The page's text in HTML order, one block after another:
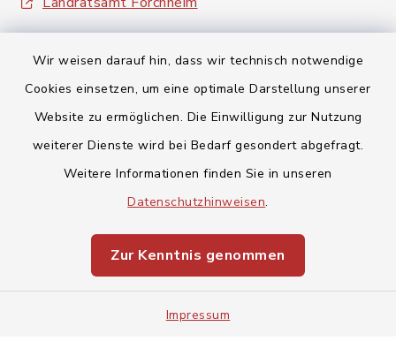
Wir weisen darauf hin, dass wir technisch notwendige
Cookies einsetzen, um eine optimale Darstellung unserer
Website zu ermöglichen. Die Einwilligung zur Nutzung
weiterer Dienste wird bei Bedarf gesondert abgefragt.
Weitere Informationen finden Sie in unseren
Datenschutzhinweisen.
Zur Kenntnis genommen
Impressum
Barrierefreiheit
Impressum
Sitemap